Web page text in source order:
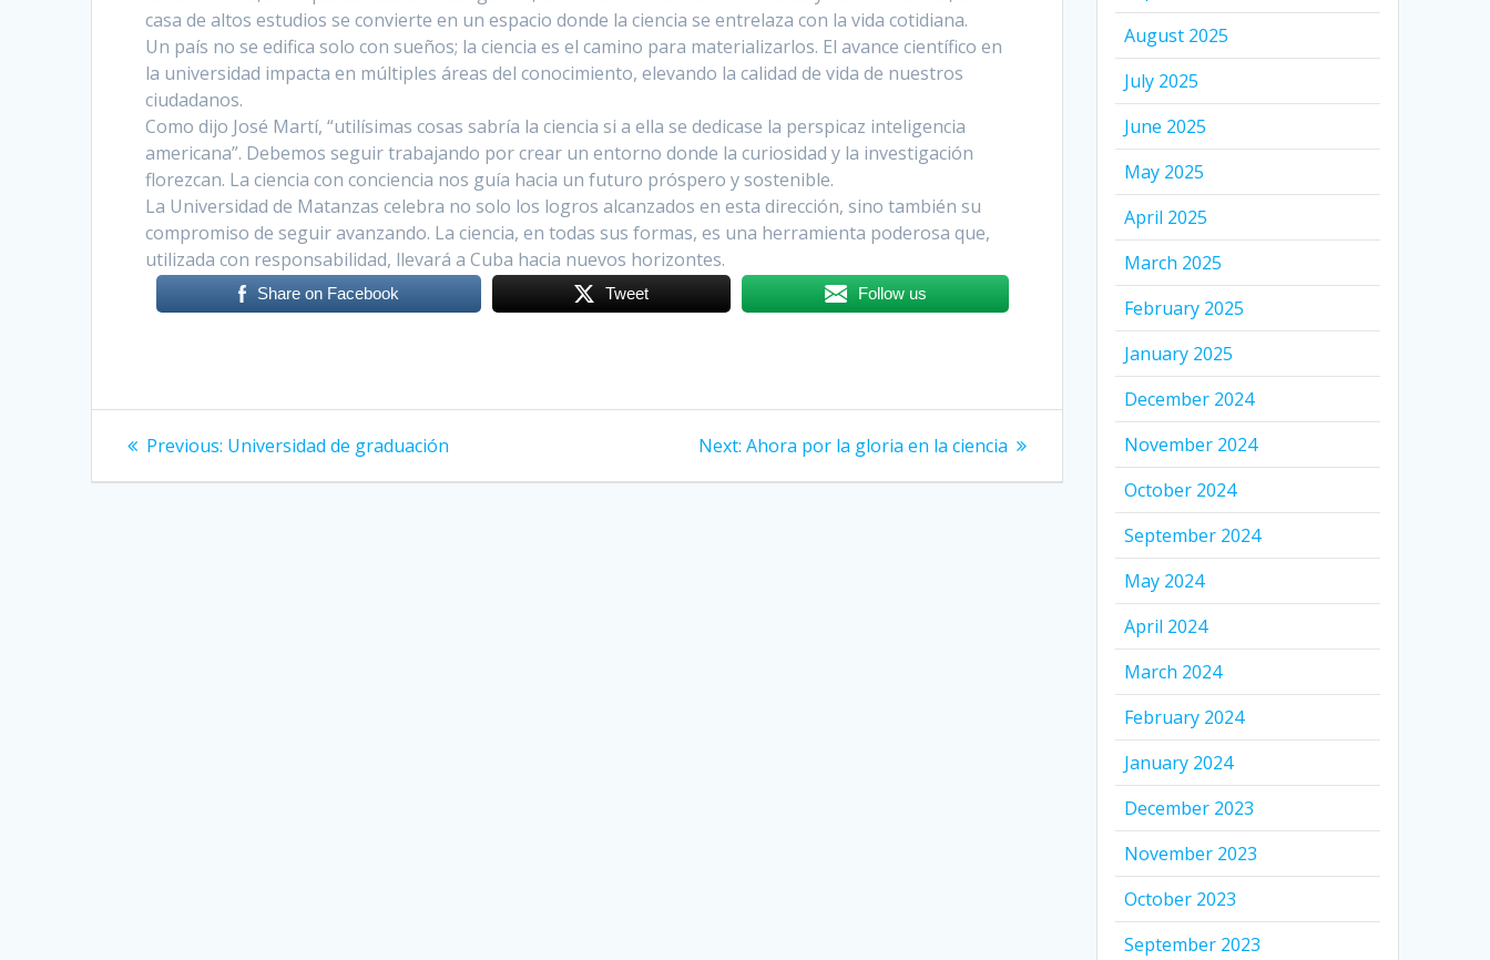
casa de altos estudios se convierte en un espacio donde la ciencia se entrelaza con la vida cotidiana.
Un país no se edifica solo con sueños; la ciencia es el camino para materializarlos. El avance científico en
la universidad impacta en múltiples áreas del conocimiento, elevando la calidad de vida de nuestros
ciudadanos.
Como dijo José Martí, “utilísimas cosas sabría la ciencia si a ella se dedicase la perspicaz inteligencia
americana”. Debemos seguir trabajando por crear un entorno donde la curiosidad y la investigación
florezcan. La ciencia con conciencia nos guía hacia un futuro próspero y sostenible.
La Universidad de Matanzas celebra no solo los logros alcanzados en esta dirección, sino también su
compromiso de seguir avanzando. La ciencia, en todas sus formas, es una herramienta poderosa que,
utilizada con responsabilidad, llevará a Cuba hacia nuevos horizontes.
Share on Facebook Tweet Follow us
Post
navigation
Previous: Previous
Universidad de graduación Next: Next
Ahora por la gloria en la ciencia
August 2025
July 2025
June 2025
May 2025
April 2025
March 2025
February 2025
January 2025
December 2024
November 2024
October 2024
September 2024
May 2024
April 2024
March 2024
February 2024
January 2024
December 2023
November 2023
October 2023
September 2023